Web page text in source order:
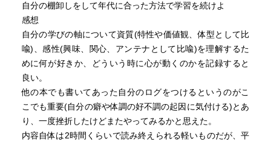
自分の棚卸しをして年代に合った方法で学習を続けよ
感想
自分の学びの軸について資質(特性や価値観、体型として比
喩)、感性(興味、関心、アンテナとして比喩)を理解するた
めに何が好きか、どういう時に心が動くのかを記録すると
良い。
他の本でも書いてあった自分のログをつけるというのがこ
こでも重要(自分の癖や体調の好不調の起因に気付ける)とあ
り、一度挫折したけどまたやってみるかと思えた。
内容自体は2時間くらいで読み終えられる軽いものだが、平